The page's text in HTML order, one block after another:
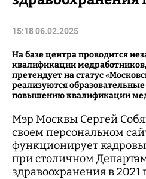
15:18 06.02.2025
На базе центра проводится
квалификации
претендует на статус
реализуются
повышению квалификации
Мэр Москвы Сергей
своем персональном
функционирует
при столичном
здравоохранения в 2021